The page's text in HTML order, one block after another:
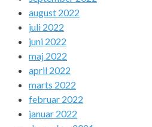
august 2022
juli 2022
juni 2022
maj 2022
april 2022
marts 2022
februar 2022
januar 2022